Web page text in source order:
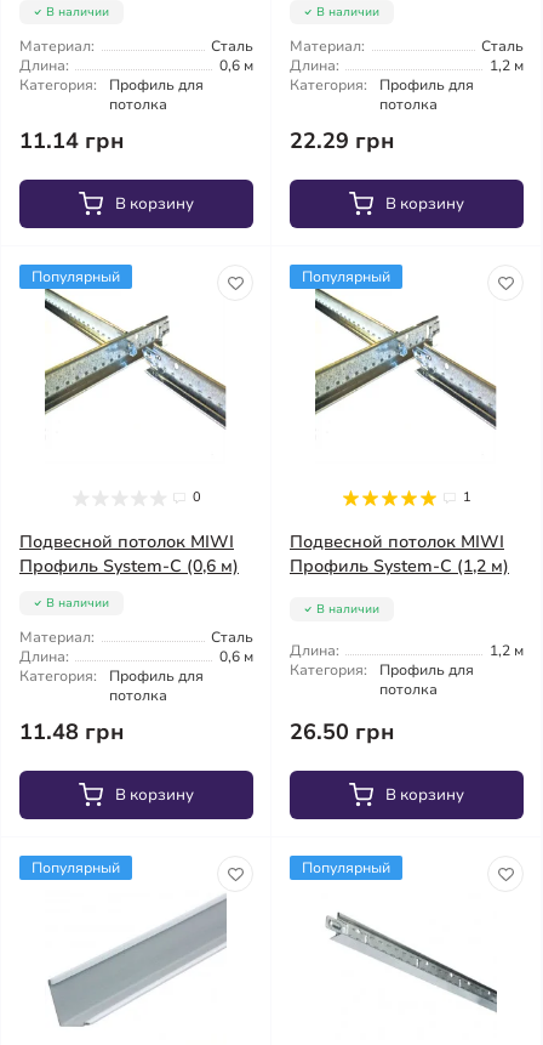
В наличии
Материал:
Сталь
Длина:
0,6 м
Категория:
Профиль для
потолка
11.14 грн
В корзину
В наличии
Материал:
Сталь
Длина:
1,2 м
Категория:
Профиль для
потолка
22.29 грн
В корзину
Популярный
0
Подвесной потолок MIWI
Профиль System-C (0,6 м)
В наличии
Материал:
Сталь
Длина:
0,6 м
Категория:
Профиль для
потолка
11.48 грн
В корзину
Популярный
1
Подвесной потолок MIWI
Профиль System-C (1,2 м)
В наличии
Длина:
1,2 м
Категория:
Профиль для
потолка
26.50 грн
В корзину
Популярный Популярный